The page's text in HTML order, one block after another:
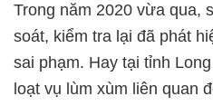
Trong năm 2020 vừa qua,
soát, kiểm tra lại đã phát
sai phạm. Hay tại tỉnh
loạt vụ lùm xùm liên quan